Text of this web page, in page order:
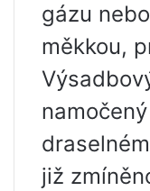
gázu
měkkou,
již